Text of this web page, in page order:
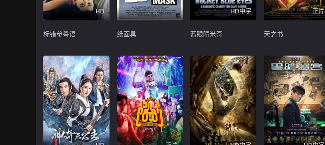
HD
标错参粤语 纸面具
HD中字
蓝眼睛米奇
正片
天之书